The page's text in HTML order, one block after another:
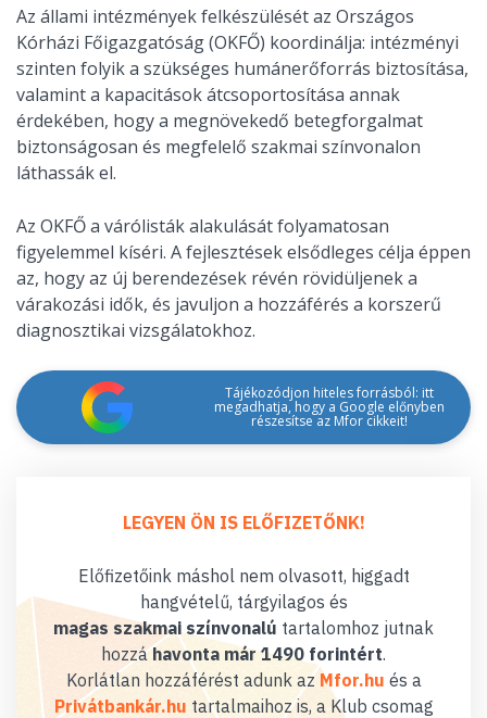
Az állami intézmények felkészülését az Országos
Kórházi Főigazgatóság (OKFŐ) koordinálja: intézményi
szinten folyik a szükséges humánerőforrás biztosítása,
valamint a kapacitások átcsoportosítása annak
érdekében, hogy a megnövekedő betegforgalmat
biztonságosan és megfelelő szakmai színvonalon
láthassák el.
Az OKFŐ a várólisták alakulását folyamatosan
figyelemmel kíséri. A fejlesztések elsődleges célja éppen
az, hogy az új berendezések révén rövidüljenek a
várakozási idők, és javuljon a hozzáférés a korszerű
diagnosztikai vizsgálatokhoz.
Tájékozódjon hiteles forrásból: itt
megadhatja, hogy a Google előnyben
részesítse az Mfor cikkeit!
LEGYEN ÖN IS ELŐFIZETŐNK!
Előfizetőink máshol nem olvasott, higgadt
hangvételű, tárgyilagos és
magas szakmai színvonalú tartalomhoz jutnak
hozzáhavonta már 1490 forintért.
Korlátlan hozzáférést adunk az Mfor.hu és a
Privátbankár.hu tartalmaihoz is, a Klub csomag